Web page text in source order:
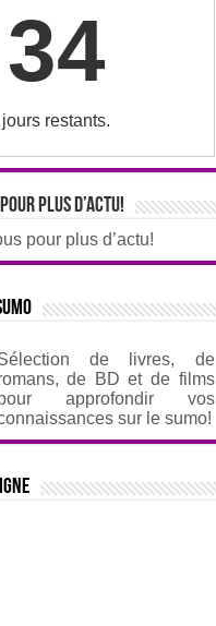
34
jours restants.
plus d’actu!
pour plus d’actu!
de livres, de
de BD et de films
approfondir vos
sur le sumo!